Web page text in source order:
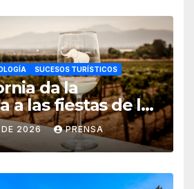
SUCESOS TURÍSTICOS
da la
a las fiestas de la
DE 2026 PRENSA